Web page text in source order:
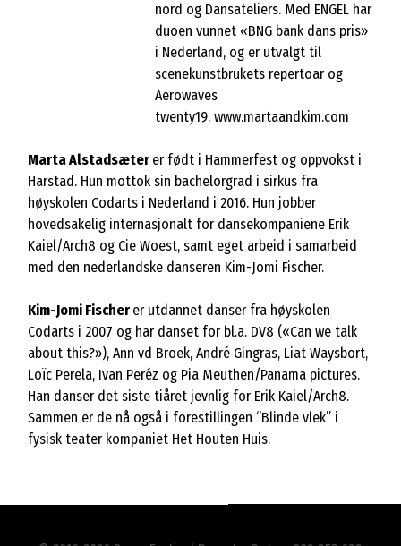
nord og Dansateliers. Med ENGEL har
duoen vunnet «BNG bank dans pris»
i Nederland, og er utvalgt til
scenekunstbrukets repertoar og
Aerowaves
twenty19.www.martaandkim.com
Marta Alstadsæter er født i Hammerfest og oppvokst i
Harstad. Hun mottok sin bachelorgrad i sirkus fra
høyskolen Codarts i Nederland i 2016. Hun jobber
hovedsakelig internasjonalt for dansekompaniene Erik
Kaiel/Arch8 og Cie Woest, samt eget arbeid i samarbeid
med den nederlandske danseren Kim-Jomi Fischer.
Kim-Jomi Fischer er utdannet danser fra høyskolen
Codarts i 2007 og har danset for bl.a. DV8 («Can we talk
about this?»), Ann vd Broek, André Gingras, Liat Waysbort,
Loïc Perela, Ivan Peréz og Pia Meuthen/Panama pictures.
Han danser det siste tiåret jevnlig for Erik Kaiel/Arch8.
Sammen er de nå også i forestillingen “Blinde vlek” i
fysisk teater kompaniet Het Houten Huis.